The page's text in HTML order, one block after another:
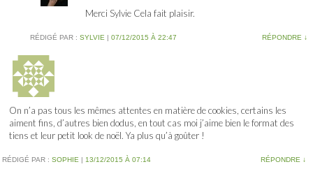
Merci Sylvie Cela fait plaisir.
RÉDIGÉ PAR : SYLVIE | 07/12/2015 À 22:47 RÉPONDRE ↓
On n’a pas tous les mêmes attentes en matière de cookies, certains les
aiment fins, d’autres bien dodus, en tout cas moi j’aime bien le format des
tiens et leur petit look de noël. Ya plus qu’à goûter !
RÉDIGÉ PAR : SOPHIE | 13/12/2015 À 07:14 RÉPONDRE ↓